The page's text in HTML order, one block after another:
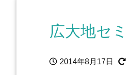
広大地セ
2014年8月17日